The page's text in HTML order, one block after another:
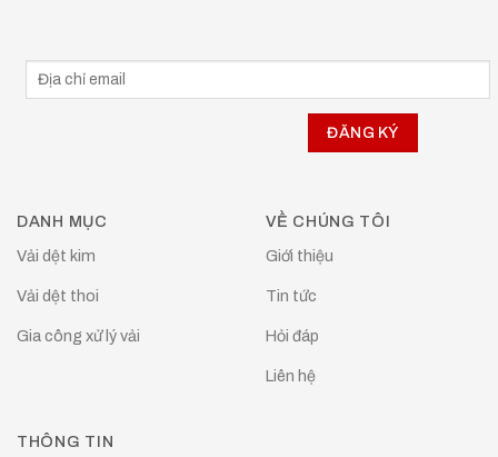
DANH MỤC
Vải dệt kim
Vải dệt thoi
Gia công xử lý vải
VỀ CHÚNG TÔI
Giới thiệu
Tin tức
Hỏi đáp
Liên hệ
THÔNG TIN